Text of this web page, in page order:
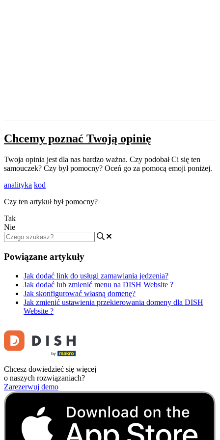
Chcemy poznać Twoją opinię
Twoja opinia jest dla nas bardzo ważna. Czy podobał Ci się ten
samouczek? Czy był pomocny? Oceń go za pomocą emoji poniżej.
analityka kod
Czy ten artykuł był pomocny?
Tak
Nie
Powiązane artykuły
Jak dodać link do usługi zamawiania jedzenia?
Jak dodać lub zmienić menu na DISH Website ?
Jak skonfigurować własną domenę?
Jak zmienić ustawienia przekierowania domeny dla DISH
Website ?
Chcesz dowiedzieć się więcej
o naszych rozwiązaniach?
Zarezerwuj demo